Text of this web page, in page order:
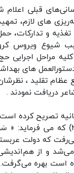
قبلی اعلام
های لازم، تمهید
و تدارکات، حمل‌
شیوع ویروس
مراحل اجرایی حج
های
تقلید ، نظرشان
دریافت نمودند .
تصریح کرده است:
به اینکه حج یک فریضه الهی بوده و برابر آیه کریمه قرآن (حج ۲۵) که می فرماید:
که دولت
و از هم‌اندیشی
است بهره می‌گرفت.